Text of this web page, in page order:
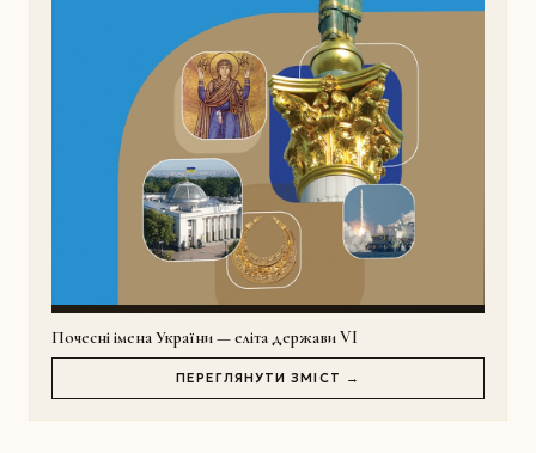
Почесні імена України — еліта держави VI
ПЕРЕГЛЯНУТИ ЗМІСТ →